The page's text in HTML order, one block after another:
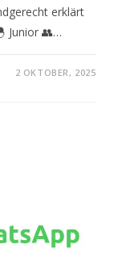
erklärt
Junior 👥…
2 OKTOBER, 2025